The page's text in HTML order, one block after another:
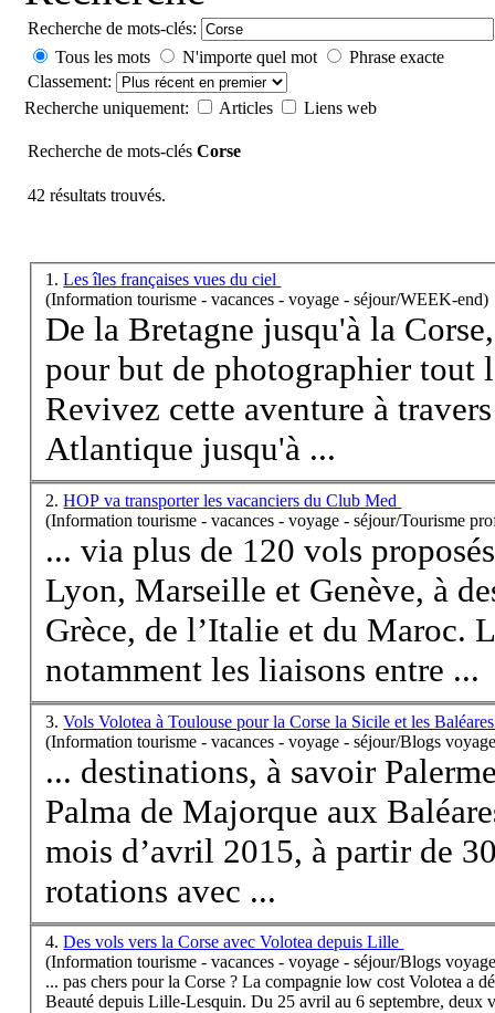
Recherche de mots-clés:
Tous les mots
N'importe quel mot
Phrase exacte
Classement:
Recherche uniquement:
Articles Liens web
Recherche de mots-clésCorse
42 résultats trouvés.
1.Les îles françaises vues du ciel
(Information tourisme - vacances - voyage - séjour/WEEK-end)
De la Bretagne jusqu'à la Corse
pour but de photographier
Revivez cette aventure à
Atlantique jusqu'à ...
2.HOP va transporter les vacanciers du Club Med
(Information tourisme - vacances - voyage - séjour/Tourisme
... via plus de 120 vols
Lyon, Marseille et Genève, à
Grèce, de l’Italie et du Maroc.
notamment les liaisons entre ...
3.Vols Volotea à Toulouse pour la Corse la Sicile et les
(Information tourisme - vacances - voyage - séjour/Blogs
... destinations, à savoir
Palma de Majorque aux
mois d’avril 2015, à partir de
rotations avec ...
4.Des vols vers la Corse avec Volotea depuis Lille
(Information tourisme - vacances - voyage - séjour/Blogs
... pas chers pour laCorse ? La compagnie low cost Volotea a
Beauté depuis Lille-Lesquin. Du 25 avril au 6 septembre, deux